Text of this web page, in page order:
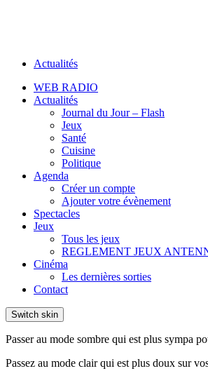
Actualités
WEB RADIO
Actualités
Journal du Jour – Flash
Jeux
Santé
Cuisine
Politique
Agenda
Créer un compte
Ajouter votre évènement
Spectacles
Jeux
Tous les jeux
REGLEMENT JEUX
Cinéma
Les dernières sorties
Contact
Switch skin
Passer au mode sombre qui est plus sympa
Passez au mode clair qui est plus doux sur